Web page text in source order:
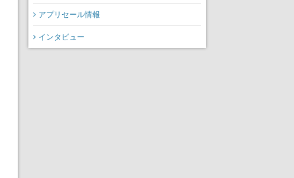
アプリセール情報
インタビュー